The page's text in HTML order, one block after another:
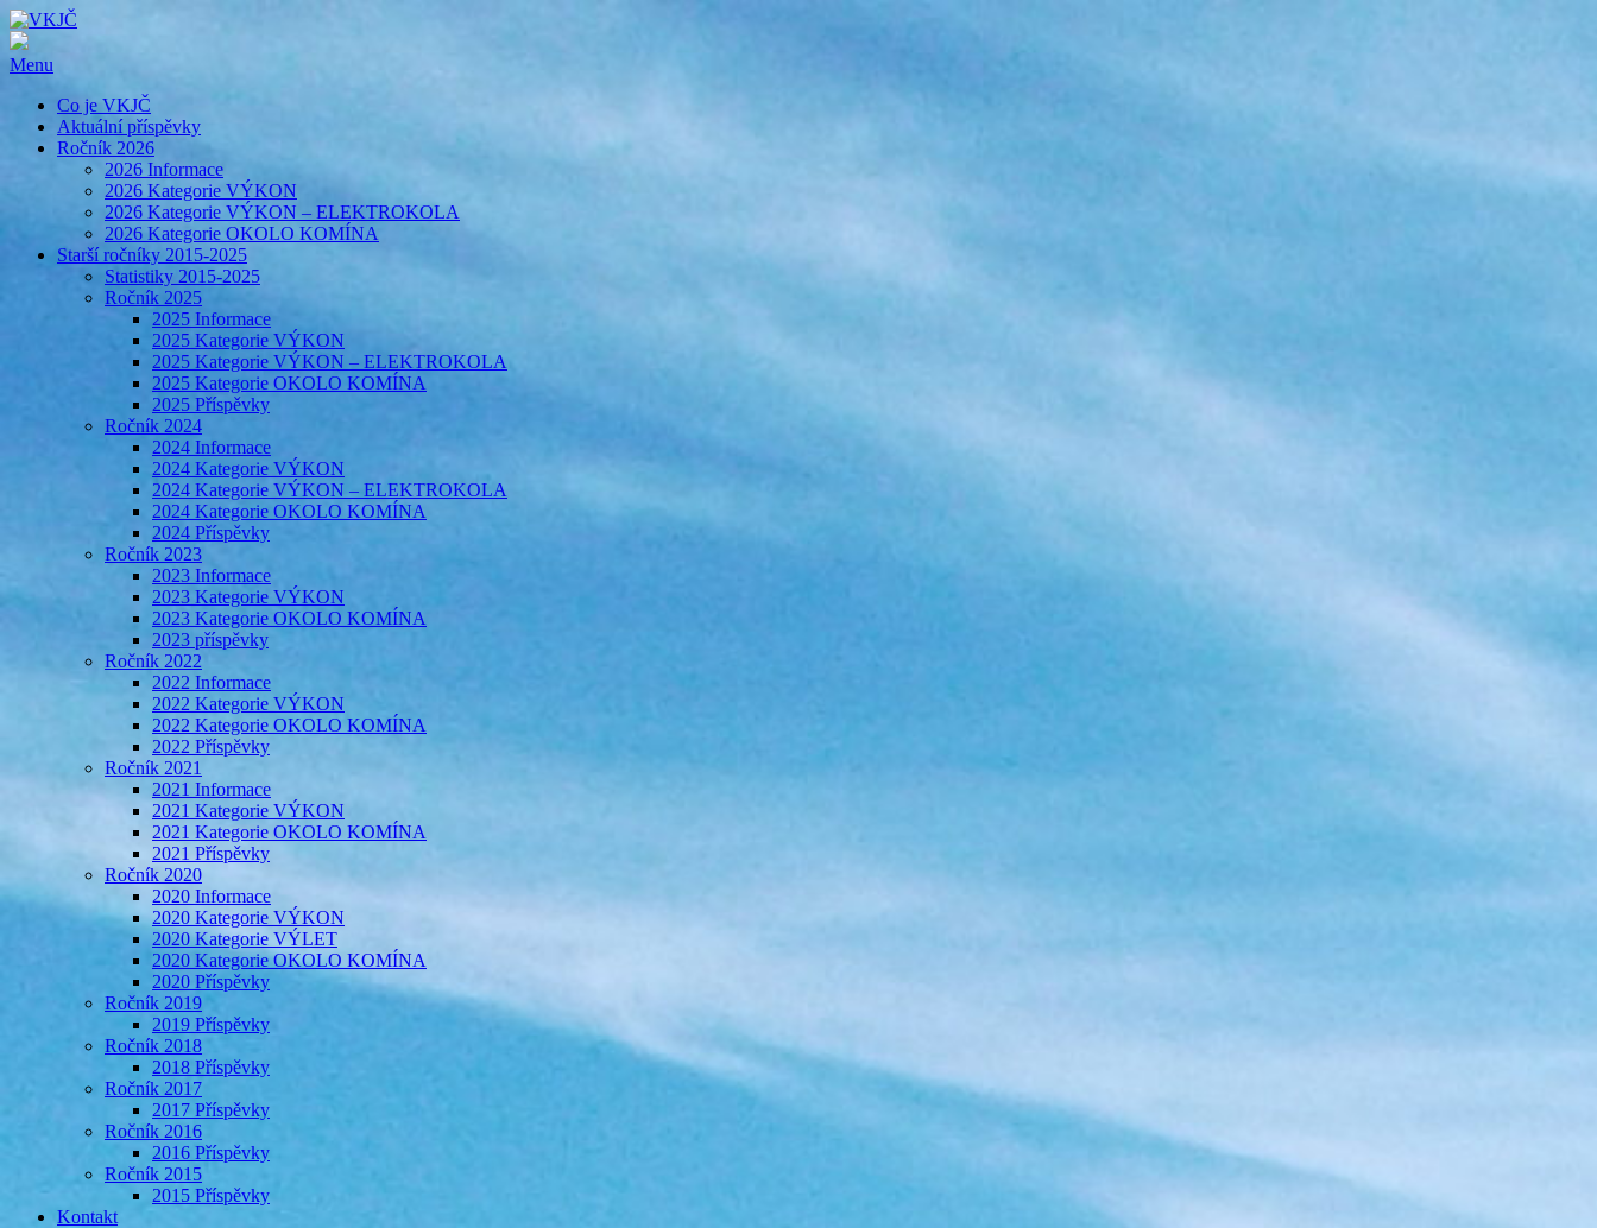
Menu
Co je VKJČ
Aktuální příspěvky
Ročník 2026
2026 Informace
2026 Kategorie VÝKON
2026 Kategorie VÝKON – ELEKTROKOLA
2026 Kategorie OKOLO KOMÍNA
Starší ročníky 2015-2025
Statistiky 2015-2025
Ročník 2025
2025 Informace
2025 Kategorie VÝKON
2025 Kategorie VÝKON – ELEKTROKOLA
2025 Kategorie OKOLO KOMÍNA
2025 Příspěvky
Ročník 2024
2024 Informace
2024 Kategorie VÝKON
2024 Kategorie VÝKON – ELEKTROKOLA
2024 Kategorie OKOLO KOMÍNA
2024 Příspěvky
Ročník 2023
2023 Informace
2023 Kategorie VÝKON
2023 Kategorie OKOLO KOMÍNA
2023 příspěvky
Ročník 2022
2022 Informace
2022 Kategorie VÝKON
2022 Kategorie OKOLO KOMÍNA
2022 Příspěvky
Ročník 2021
2021 Informace
2021 Kategorie VÝKON
2021 Kategorie OKOLO KOMÍNA
2021 Příspěvky
Ročník 2020
2020 Informace
2020 Kategorie VÝKON
2020 Kategorie VÝLET
2020 Kategorie OKOLO KOMÍNA
2020 Příspěvky
Ročník 2019
2019 Příspěvky
Ročník 2018
2018 Příspěvky
Ročník 2017
2017 Příspěvky
Ročník 2016
2016 Příspěvky
Ročník 2015
2015 Příspěvky
Kontakt